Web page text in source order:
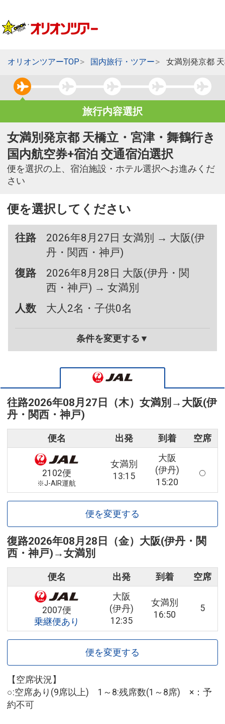
オリオンツアーTOP 国内旅行・ツアー 女満別発京都
旅行内容選択
女満別発京都 天橋立・宮津・舞鶴行き
国内航空券+宿泊 交通宿泊選択
便を選択の上、宿泊施設・ホテル選択へお進みくだ
さい
便を選択してください
往路
2026年8月27日 女満別 → 大阪(伊
丹・関西・神戸)
復路
2026年8月28日 大阪(伊丹・関
西・神戸) → 女満別
人数
大人2名・子供0名
条件を変更する▼
往路2026年08月27日（木） 女満別 → 大阪(伊
丹・関西・神戸)
便名 出発 到着 空席
2102便
※J-AIR運航
女満別
13:15
大阪
(伊丹)
15:20
便を変更する
復路2026年08月28日（金） 大阪(伊丹・関
西・神戸) →女満別
便名 出発 到着 空席
2007便
乗継便あり
大阪
(伊丹)
12:35
女満別
16:50
5
便を変更する
【空席状況】
○:空席あり(9席以上) 1～8:残席数(1～8席) ×：予
約不可